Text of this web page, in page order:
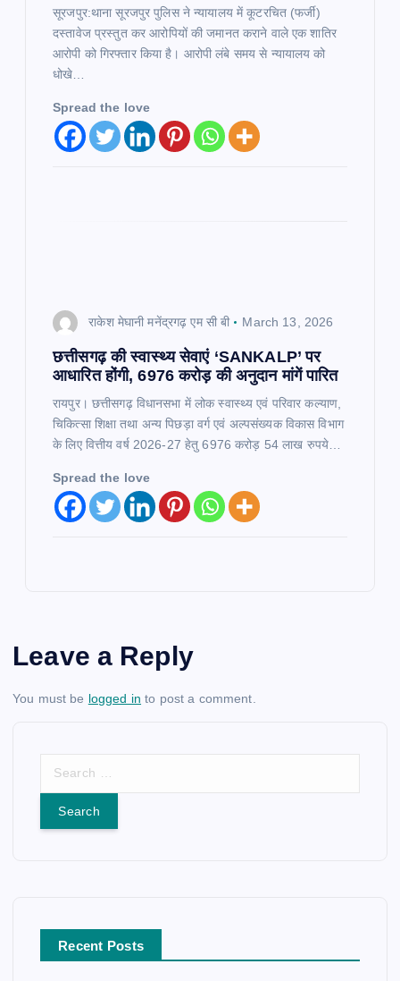
सूरजपुर:थाना सूरजपुर पुलिस ने न्यायालय में कूटरचित (फर्जी)
दस्तावेज प्रस्तुत कर आरोपियों की जमानत कराने वाले एक शातिर
आरोपी को गिरफ्तार किया है। आरोपी लंबे समय से न्यायालय को
धोखे…
Spread the love
राकेश मेघानी मनेंद्रगढ़ एम सी बी March 13, 2026
छत्तीसगढ़ की स्वास्थ्य सेवाएं ‘SANKALP’ पर
आधारित होंगी, 6976 करोड़ की अनुदान मांगें पारित​
रायपुर। छत्तीसगढ़ विधानसभा में लोक स्वास्थ्य एवं परिवार कल्याण,
चिकित्सा शिक्षा तथा अन्य पिछड़ा वर्ग एवं अल्पसंख्यक विकास विभाग
के लिए वित्तीय वर्ष 2026-27 हेतु 6976 करोड़ 54 लाख रुपये…
Spread the love
Leave a Reply
You must be logged in to post a comment.
r
Recent Posts